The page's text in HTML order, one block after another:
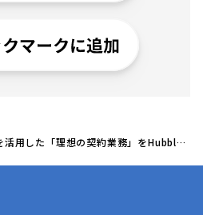
用した「理想の契約業務」をHubble